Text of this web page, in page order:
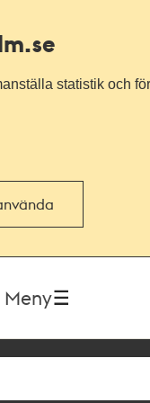
statistik och
Meny